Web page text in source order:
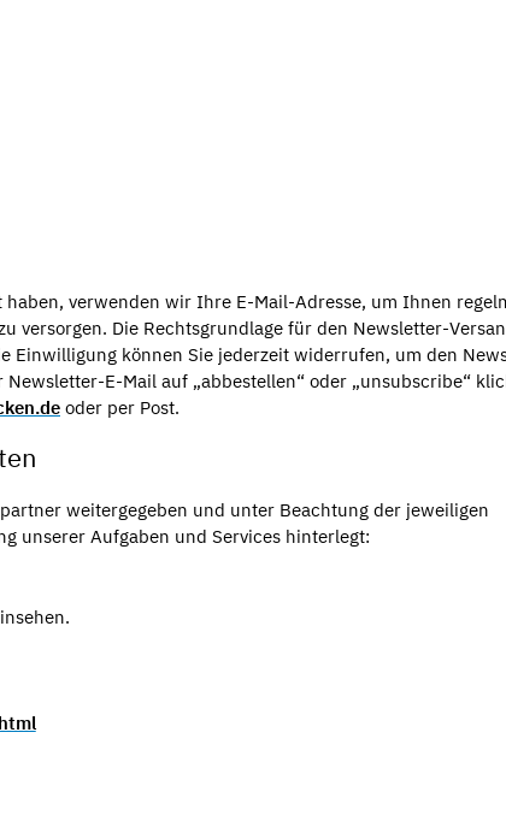
verwenden wir Ihre E-Mail-Adresse, um Ihnen
versorgen. Die Rechtsgrundlage für den Newsletter-
Einwilligung können Sie jederzeit widerrufen, um den
E-Mail auf „abbestellen“ oder „unsubscribe“
oder per Post.
weitergegeben und unter Beachtung der jeweiligen
unserer Aufgaben und Services hinterlegt: